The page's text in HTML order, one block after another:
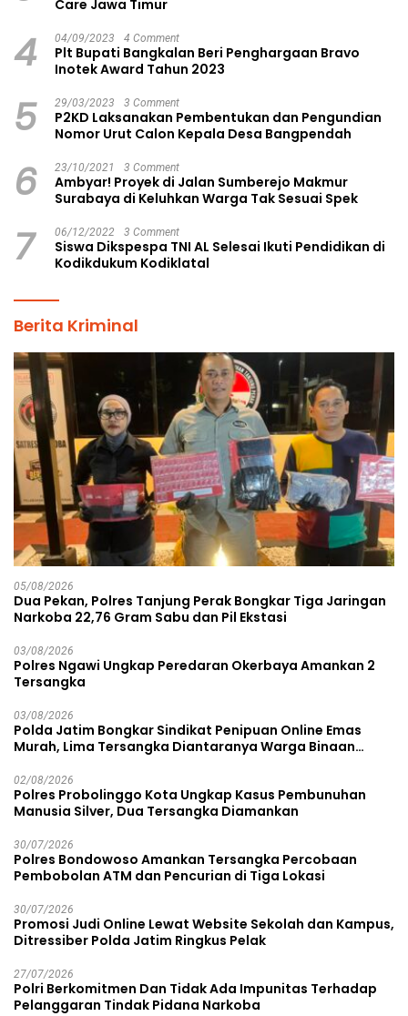
Care Jawa Timur
4 04/09/2023 4 Comment
Plt Bupati Bangkalan Beri Penghargaan Bravo
Inotek Award Tahun 2023
5 29/03/2023 3 Comment
P2KD Laksanakan Pembentukan dan Pengundian
Nomor Urut Calon Kepala Desa Bangpendah
6 23/10/2021 3 Comment
Ambyar! Proyek di Jalan Sumberejo Makmur
Surabaya di Keluhkan Warga Tak Sesuai Spek
7 06/12/2022 3 Comment
Siswa Dikspespa TNI AL Selesai Ikuti Pendidikan di
Kodikdukum Kodiklatal
Berita Kriminal
05/08/2026
Dua Pekan, Polres Tanjung Perak Bongkar Tiga Jaringan
Narkoba 22,76 Gram Sabu dan Pil Ekstasi
03/08/2026
Polres Ngawi Ungkap Peredaran Okerbaya Amankan 2
Tersangka
03/08/2026
Polda Jatim Bongkar Sindikat Penipuan Online Emas
Murah, Lima Tersangka Diantaranya Warga Binaan
02/08/2026
Polres Probolinggo Kota Ungkap Kasus Pembunuhan
Manusia Silver, Dua Tersangka Diamankan
30/07/2026
Polres Bondowoso Amankan Tersangka Percobaan
Pembobolan ATM dan Pencurian di Tiga Lokasi
30/07/2026
Promosi Judi Online Lewat Website Sekolah dan Kampus,
Ditressiber Polda Jatim Ringkus Pelak
27/07/2026
Polri Berkomitmen Dan Tidak Ada Impunitas Terhadap
Pelanggaran Tindak Pidana Narkoba